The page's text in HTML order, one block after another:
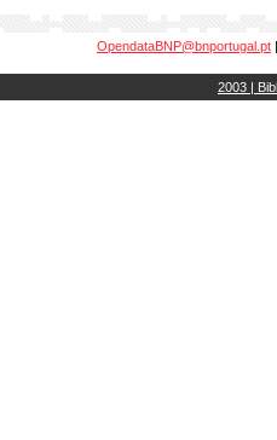
OpendataBNP@bnportugal.pt
2003 |